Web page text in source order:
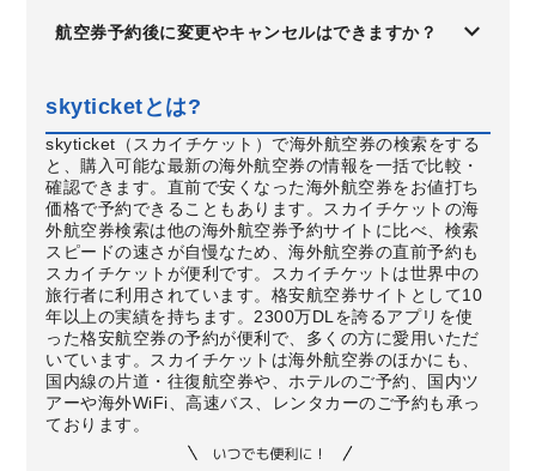
航空券予約後に変更やキャンセルはできますか？
skyticketとは?
skyticket（スカイチケット）で海外航空券の検索をする
と、購入可能な最新の海外航空券の情報を一括で比較・
確認できます。直前で安くなった海外航空券をお値打ち
価格で予約できることもあります。スカイチケットの海
外航空券検索は他の海外航空券予約サイトに比べ、検索
スピードの速さが自慢なため、海外航空券の直前予約も
スカイチケットが便利です。スカイチケットは世界中の
旅行者に利用されています。格安航空券サイトとして10
年以上の実績を持ちます。2300万DLを誇るアプリを使
った格安航空券の予約が便利で、多くの方に愛用いただ
いています。スカイチケットは海外航空券のほかにも、
国内線の片道・往復航空券や、ホテルのご予約、国内ツ
アーや海外WiFi、高速バス、レンタカーのご予約も承っ
ております。